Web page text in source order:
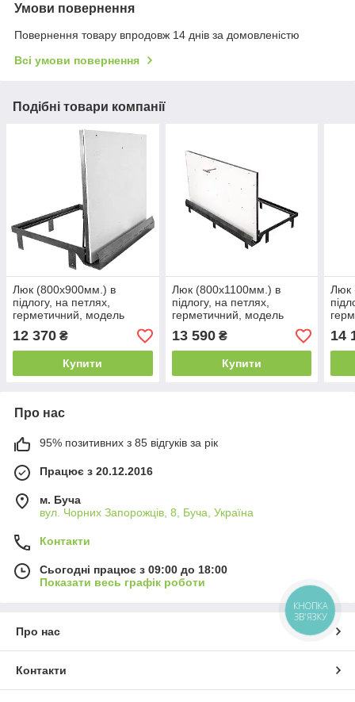
Умови повернення
Повернення товару впродовж 14 днів за домовленістю
Всі умови повернення
Подібні товари компанії
Люк (800х900мм.) в
підлогу, на петлях,
герметичний, модель
"APF-U"
12 370 ₴
Купити
Люк (800х1100мм.) в
підлогу, на петлях,
герметичний, модель
"APF-U"
13 590₴
Купити
Люк
14
Про нас
95% позитивних з 85 відгуків за рік
Працює з 20.12.2016
м. Буча
вул. Чорних Запорожців, 8, Буча, Україна
Контакти
Сьогодні працює з 09:00 до 18:00
Показати весь графік роботи
Про нас
Контакти
КНОПКА
ЗВ'ЯЗКУ